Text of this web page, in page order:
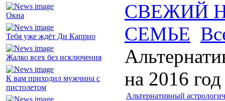
Окна
Тебя уже ждёт Ди Каприо
Жалко всех без исключения
К вам приходил мужчина с
пистолетом
СВЕЖИЙ
СЕМЬЕ
на 2016 год
Альтернативный